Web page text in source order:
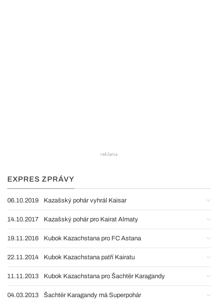
EXPRES ZPRÁVY
06.10.2019 Kazašský pohár vyhrál Kaisar
14.10.2017 Kazašský pohár pro Kairat Almaty
19.11.2016 Kubok Kazachstana pro FC Astana
22.11.2014 Kubok Kazachstana patří Kairatu
11.11.2013 Kubok Kazachstana pro Šachtër Karagandy
04.03.2013 Šachtër Karagandy má Superpohár